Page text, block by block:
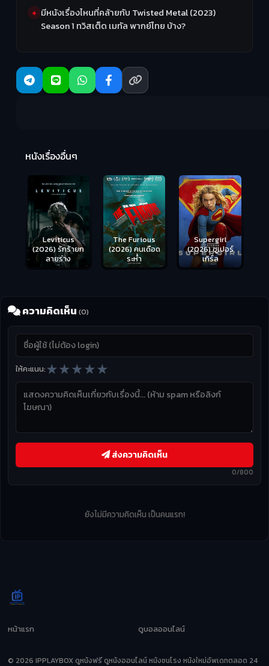
มีหนังเรื่องไหนที่คล้ายกับ Twisted Metal (2023)
Season 1 ทวิสเต็ด เมทัล พากย์ไทย บ้าง?
หนังเรื่องอื่นๆ
Leviticus
(2026) รักร้ายก
ลายร่าง
The Furious
(2026) คนเดือด
ระห่ำ
Supergirl
(2026) ซูเปอร์
เกิร์ล
ความคิดเห็น (0)
ให้คะแนน:★★★★★
0/800
ส่งความคิดเห็น
ยังไม่มีความคิดเห็น เป็นคนแรก!
หน้าแรก ดูบอลออนไลน์
© 2026 IPPLAYBOX ดูหนังฟรี ดูหนังออนไลน์ หนังชนโรง หนังใหม่อัพเดทตลอด 24